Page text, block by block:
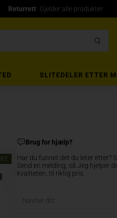
Returrett Gjelder alle produkter
SLITEDELER ETTER
Brug for hjælp?
Har du funnet det du leter etter?
Send en melding, så Jeg hjelper
kvaliteten, til riktig pris.